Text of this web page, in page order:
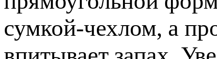
сумкой-чехлом, а